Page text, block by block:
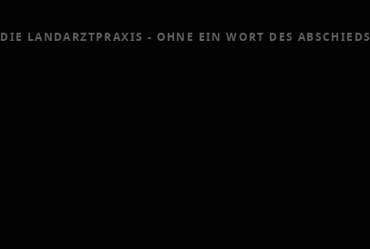
DIE LANDARZTPRAXIS - OHNE EIN WORT DES ABSCHIEDS